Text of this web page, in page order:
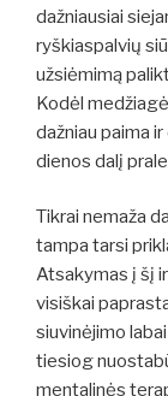
dažniausiai
ryškiaspalvių
užsiėmimą
Kodėl
dažniau paima
dienos dalį
Tikrai nemaža
tampa tarsi
Atsakymas į šį
visiškai
siuvinėjimo
tiesiog
mentalinės